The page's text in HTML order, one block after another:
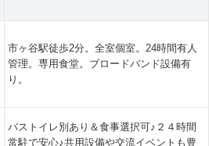
市ヶ谷駅徒歩2分。全室個室。24時間有人
管理。専用食堂。ブロードバンド設備有
り。
バストイレ別あり＆食事選択可♪２４時間
常駐で安心♪共用設備や交流イベントも豊